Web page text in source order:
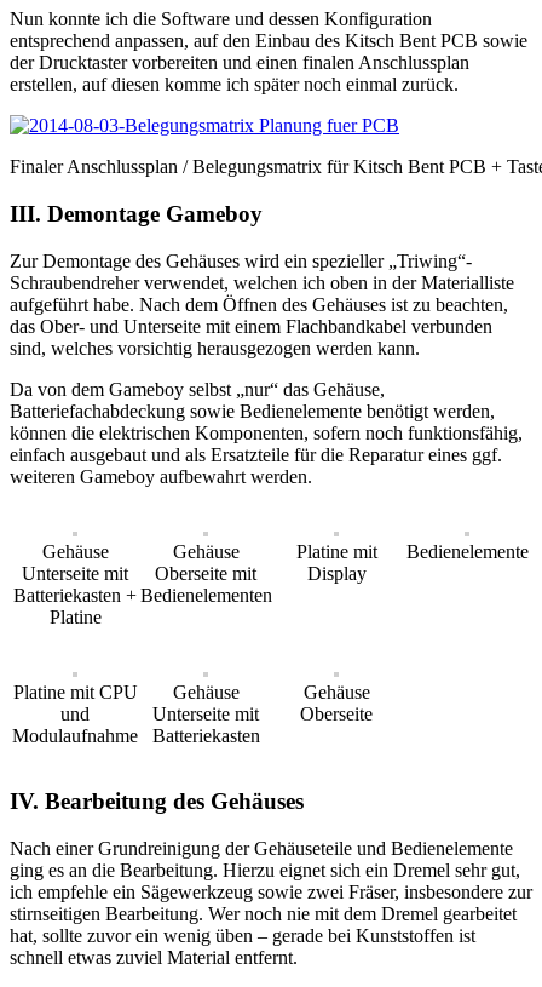
Nun konnte ich die Software und dessen Konfiguration
entsprechend anpassen, auf den Einbau des Kitsch Bent PCB sowie
der Drucktaster vorbereiten und einen finalen Anschlussplan
erstellen, auf diesen komme ich später noch einmal zurück.
Finaler Anschlussplan / Belegungsmatrix für Kitsch Bent PCB +
III. Demontage Gameboy
Zur Demontage des Gehäuses wird ein spezieller „Triwing“-
Schraubendreher verwendet, welchen ich oben in der Materialliste
aufgeführt habe. Nach dem Öffnen des Gehäuses ist zu beachten,
das Ober- und Unterseite mit einem Flachbandkabel verbunden
sind, welches vorsichtig herausgezogen werden kann.
Da von dem Gameboy selbst „nur“ das Gehäuse,
Batteriefachabdeckung sowie Bedienelemente benötigt werden,
können die elektrischen Komponenten, sofern noch funktionsfähig,
einfach ausgebaut und als Ersatzteile für die Reparatur eines ggf.
weiteren Gameboy aufbewahrt werden.
Gehäuse
Unterseite mit
Batteriekasten +
Platine
Gehäuse
Oberseite mit
Bedienelementen
Platine mit
Display
Bedienelemente
Platine mit CPU
und
Modulaufnahme
Gehäuse
Unterseite mit
Batteriekasten
Gehäuse
Oberseite
IV. Bearbeitung des Gehäuses
Nach einer Grundreinigung der Gehäuseteile und Bedienelemente
ging es an die Bearbeitung. Hierzu eignet sich ein Dremel sehr gut,
ich empfehle ein Sägewerkzeug sowie zwei Fräser, insbesondere zur
stirnseitigen Bearbeitung. Wer noch nie mit dem Dremel gearbeitet
hat, sollte zuvor ein wenig üben – gerade bei Kunststoffen ist
schnell etwas zuviel Material entfernt.